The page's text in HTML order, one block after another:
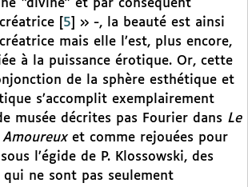
“divine” et par conséquent
5
» -, la beauté est ainsi
mais elle l’est, plus encore,
à la puissance érotique. Or, cette
de la sphère esthétique et
s’accomplit exemplairement
musée décrites pas Fourier dans Le
et comme rejouées pour
l’égide de P. Klossowski, des
qui ne sont pas seulement